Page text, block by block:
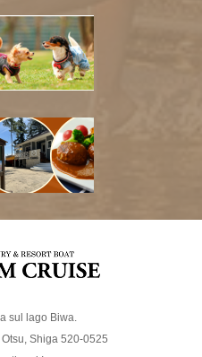
sul lago Biwa.
Shiga 520-0525